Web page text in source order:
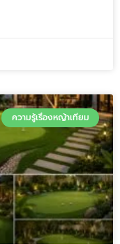
ความรู้เรื่องหญ้าเทียม